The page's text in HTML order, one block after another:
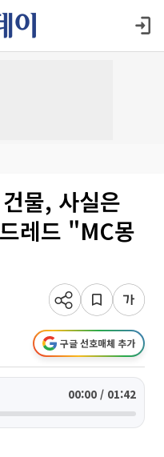
물, 사실은
레드 "MC몽
구글 선호매체 추가
00:00 / 01:42